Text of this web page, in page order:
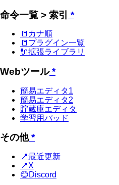
命令一覧 > 索引 *
📒カナ順
📒プラグイン一覧
🔌拡張ライブラリ
Webツール*
簡易エディタ1
簡易エディタ2
貯蔵庫エディタ
学習用パッド
その他*
📍最近更新
📍X
😊Discord